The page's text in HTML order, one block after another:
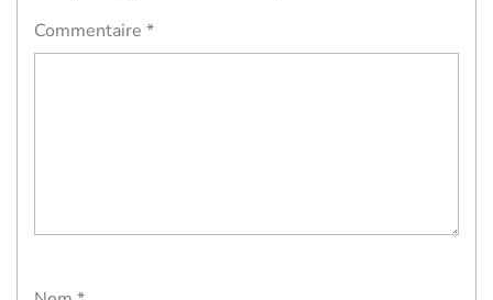
Commentaire *